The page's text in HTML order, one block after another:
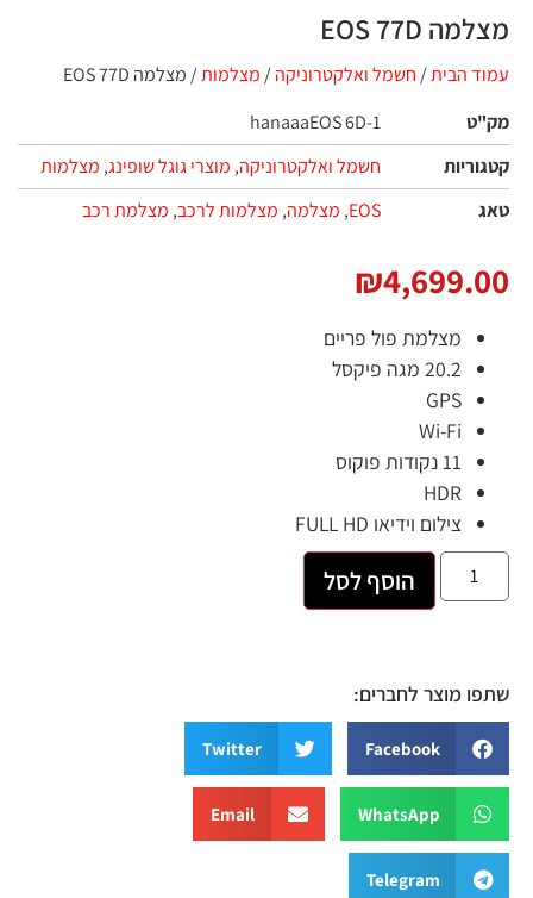
מצלמה EOS 77D
עמוד הבית/ חשמל ואלקטרוניקה/ מצלמות‏/ מצלמה EOS 77D
מק"ט
hanaaaEOS 6D-1
קטגוריות
חשמל ואלקטרוניקה, מוצרי גוגל שופינג, מצלמות‏
טאג
EOS
, מצלמה, מצלמות לרכב, מצלמת רכב
₪4,699.00
מצלמת פול פריים
20.2 מגה פיקסל
GPS
Wi-Fi
11 נקודות פוקוס
HDR
צילום וידיאו FULL HD
הוסף לסל
שתפו מוצר לחברים:
Facebook
Twitter
WhatsApp
Email
Telegram